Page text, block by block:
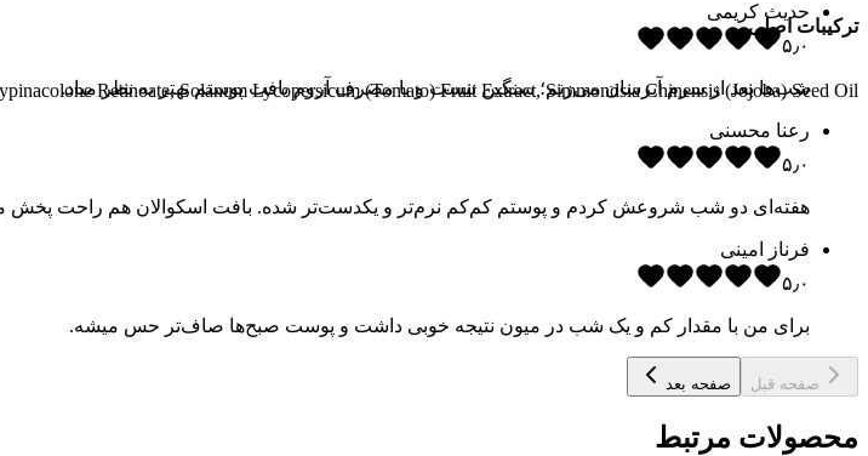
ترکیبات اصلی
Retinoate, Solanum Lycopersicum (Tomato) Fruit Extract, Simmondsia Chinensis (Jojoba) Seed Oil
حدیث کریمی
۵٫۰
شب‌ها بعد از سرم آبرسان می‌زنم؛ سنگین نیست و با مصرف آروم بافت پوستم بهتر به نظر میاد.
رعنا محسنی
۵٫۰
هفته‌ای دو شب شروعش کردم و پوستم کم‌کم نرم‌تر و یکدست‌تر شده. بافت اسکوالان هم راحت پخش
فرناز امینی
۵٫۰
برای من با مقدار کم و یک شب در میون نتیجه خوبی داشت و پوست صبح‌ها صاف‌تر حس میشه.
صفحه قبل صفحه بعد
محصولات مرتبط